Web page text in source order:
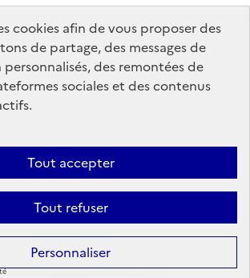
cookies afin de vous proposer des
de partage, des messages de
des remontées de
sociales et des contenus
Tout accepter
Tout refuser
Personnaliser
data.gouv.fr
tous les contenus de ce site sont sous